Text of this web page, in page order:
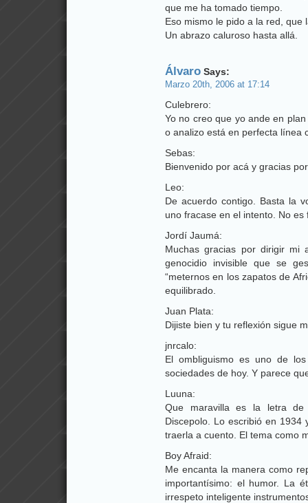
que me ha tomado tiempo.
Eso mismo le pido a la red, que
Un abrazo caluroso hasta allá.
Álvaro Says:
Marzo 20th, 2006 at 17:14
Culebrero:
Yo no creo que yo ande en
o analizo está en perfecta línea
Sebas:
Bienvenido por acá y gracias
Leo:
De acuerdo contigo. Basta la
uno fracase en el intento. No
Jordí Jaumá:
Muchas gracias por dirigir
genocidio invisible que se
“meternos en los zapatos de
equilibrado.
Juan Plata:
Dijiste bien y tu reflexión sigue
jnrcalo:
El ombliguismo es uno de
sociedades de hoy. Y parece
Luuna:
Que maravilla es la letra de
Discepolo. Lo escribió en 1934
traerla a cuento. El tema como
Boy Afraid:
Me encanta la manera como
importantísimo: el humor. La
irrespeto inteligente